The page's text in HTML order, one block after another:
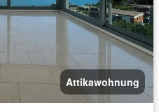
Attikawohnung